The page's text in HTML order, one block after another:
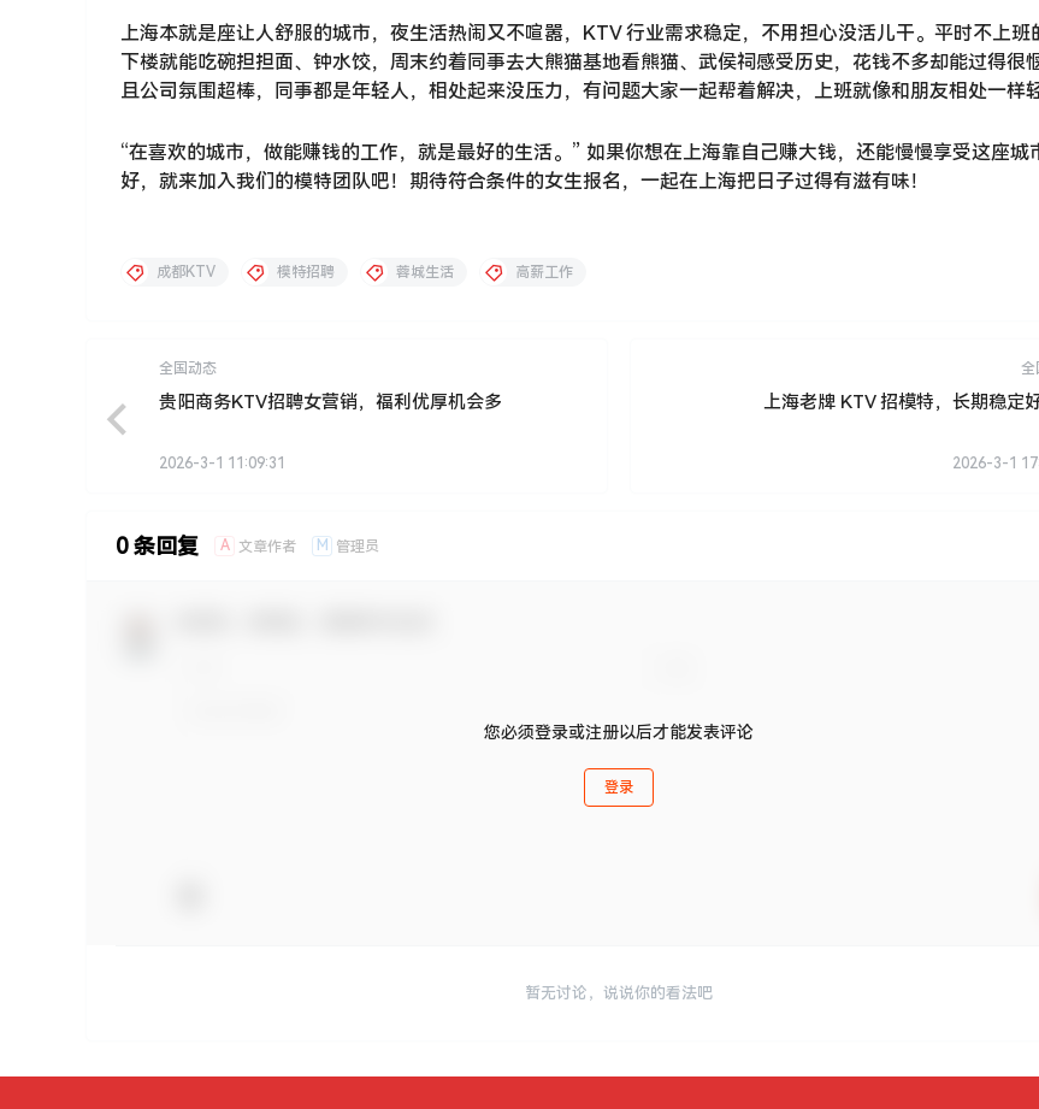
上海本就是座让人舒服的城市，夜生活热闹又不喧嚣，KTV 行业需求稳定，不用担心没活儿干。平时不上班
下楼就能吃碗担担面、钟水饺，周末约着同事去大熊猫基地看熊猫、武侯祠感受历史，花钱不多却能过得很
且公司氛围超棒，同事都是年轻人，相处起来没压力，有问题大家一起帮着解决，上班就像和朋友相处一样轻
“在喜欢的城市，做能赚钱的工作，就是最好的生活。” 如果你想在上海靠自己赚大钱，还能慢慢享受这座城
好，就来加入我们的模特团队吧！期待符合条件的女生报名，一起在上海把日子过得有滋有味！
成都KTV 模特招聘 蓉城生活 高薪工作
全国动态
贵阳商务KTV招聘女营销，福利优厚机会多
2026-3-1 11:09:31
全
上海老牌 KTV 招模特，长期稳定
2026-3-1
0 条回复 A 文章作者 M 管理员
您必须登录或注册以后才能发表评论
登录
暂无讨论，说说你的看法吧